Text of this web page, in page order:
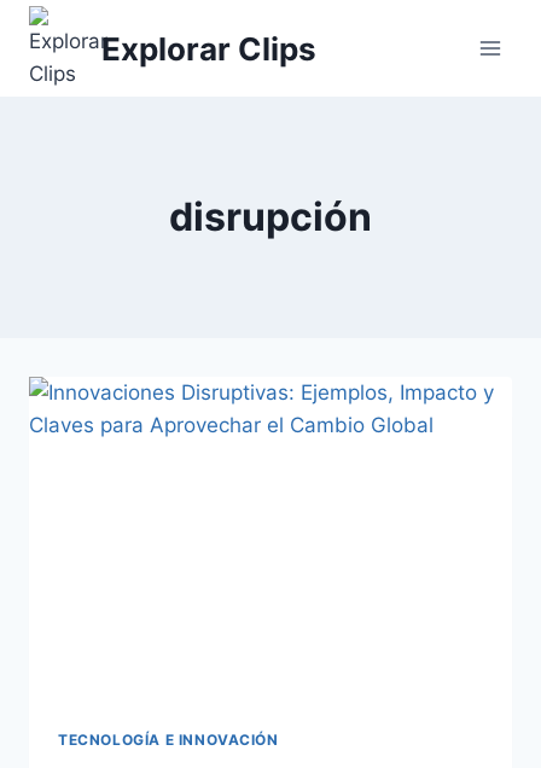
Saltar
contenido
Explorar Clips
disrupción
TECNOLOGÍA E INNOVACIÓN